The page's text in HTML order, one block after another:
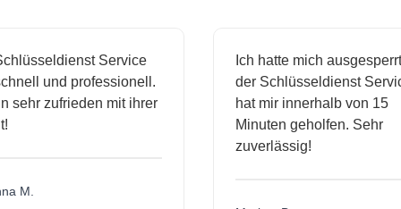
Service
und professionell.
zufrieden mit ihrer
Ich hatte mich ausgesperrt
der Schlüsseldienst Service
hat mir innerhalb von 15
Minuten geholfen. Sehr
zuverlässig!